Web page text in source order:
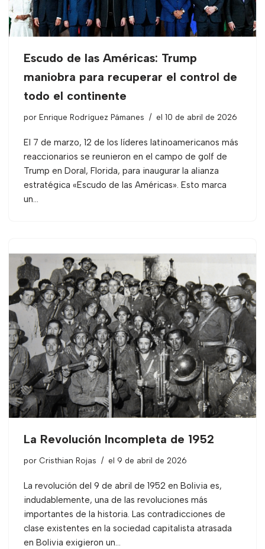
Escudo de las Américas: Trump
maniobra para recuperar el control de
todo el continente
por Enrique Rodríguez Pámanes el 10 de abril de 2026
El 7 de marzo, 12 de los líderes latinoamericanos más
reaccionarios se reunieron en el campo de golf de
Trump en Doral, Florida, para inaugurar la alianza
estratégica «Escudo de las Américas». Esto marca
un…
La Revolución Incompleta de 1952
por Cristhian Rojas el 9 de abril de 2026
La revolución del 9 de abril de 1952 en Bolivia es,
indudablemente, una de las revoluciones más
importantes de la historia. Las contradicciones de
clase existentes en la sociedad capitalista atrasada
en Bolivia exigieron un…